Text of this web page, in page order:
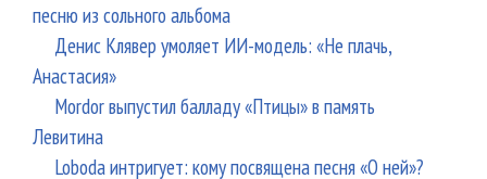
песню из сольного альбома
Денис Клявер умоляет ИИ-модель: «Не плачь,
Анастасия»
Mordor выпустил балладу «Птицы» в память
Левитина
Loboda интригует: кому посвящена песня «О ней»?